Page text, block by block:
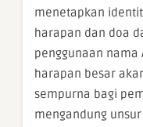
menetapkan
harapan dan doa
penggunaan nama
harapan besar
sempurna bagi
mengandung